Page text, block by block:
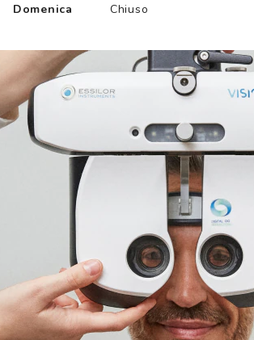
Domenica
Chiuso